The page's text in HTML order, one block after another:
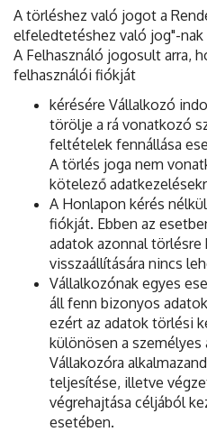
A törléshez való jogot a
elfeledtetéshez való jog"-nak
A Felhasználó jogosult arra,
felhasználói fiókját
kérésére Vállalkozó
törölje a rá vonatkozó
feltételek fennállása
A törlés joga nem
kötelező
A Honlapon kérés
fiókját. Ebben az
adatok azonnal törlésre
visszaállítására nincs
Vállalkozónak egyes
áll fenn bizonyos
ezért az adatok törlési
különösen a személyes
Vállakozóra
teljesítése, illetve
végrehajtása céljából
esetében.